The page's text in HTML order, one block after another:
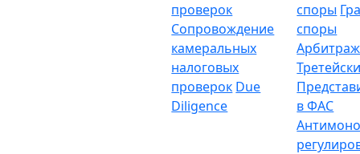
проверок
Сопровождение
камеральных
налоговых
проверок Due
Diligence
споры
споры
в ФАС